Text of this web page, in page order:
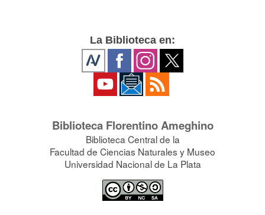
La Biblioteca en:
Biblioteca Florentino Ameghino
Biblioteca Central de la
Facultad de Ciencias Naturales y Museo
Universidad Nacional de La Plata